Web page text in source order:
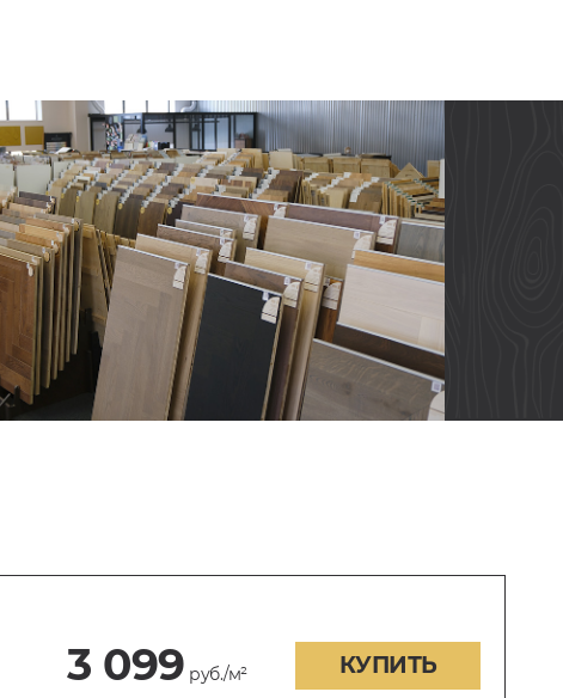
3 099 руб./м² КУПИТЬ